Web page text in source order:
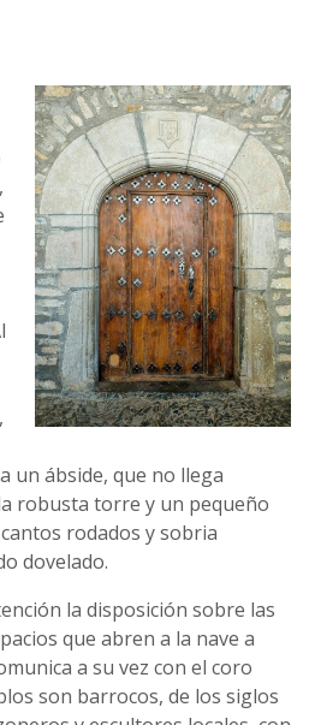
un ábside, que no llega
robusta torre y un pequeño
rodados y sobria
dovelado.
la disposición sobre las
que abren a la nave a
a su vez con el coro
son barrocos, de los siglos